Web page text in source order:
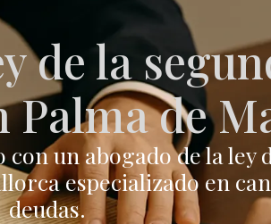
de la
de
un abogado de la ley
especializado en
deudas.